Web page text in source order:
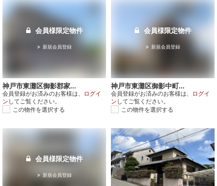
会員様限定物件
新規会員登録
神戸市東灘区御影郡家...
会員登録がお済みのお客様は、
ログイ
ン してご覧ください。
この物件を選択する
会員様限定物件
新規会員登録
神戸市東灘区御影中町...
会員登録がお済みのお客様は、
ログイ
ン してご覧ください。
この物件を選択する
会員様限定物件
新規会員登録